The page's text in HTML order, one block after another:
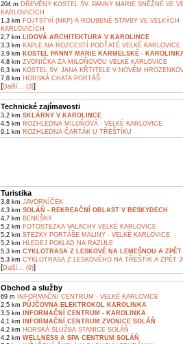
204 m DŘEVĚNÝ KOSTEL SV. PANNY MARIE SNĚŽNÉ VE
KARLOVICÍCH
1,3 km FOJTSTVÍ (NKP) A ROUBENÉ STAVBY VE VELKÝCH
KARLOVICÍCH
2,7 km LIDOVÁ ARCHITEKTURA V KAROLINCE
3,3 km KAPLE NA ROZCESTÍ PODŤATÉ VELKÉ KARLOVICE
3,9 km KOSTEL PANNY MARIE KARMELSKÉ -
4,8 km ZVONIČKA ZA MILOŇOVOU VELKÉ KARLOVICE
6,3 km KOSTEL SV. JANA KŘTITELE V NOVÉM
7,8 km HORSKÁ CHATA PORTÁŠ
[Další... (3)]
Technické zajímavosti
3,2 km SKLÁRNY V KAROLINCE
4,5 km ROZHLEDNA MILOŇOVÁ - VELKÉ KARLOVICE
9,1 km ROZHLEDNA ČARTÁK U TŘEŠTÍKU
Turistika
3,8 km JAVORNÍČEK
4,3 km SOLÁŇ - REKREAČNÍ OBLAST V BESKYDECH
4,7 km BENEŠKY
5,2 km FOTOSTEZKA VALACHY VELKÉ KARLOVICE
5,2 km STEZKY PORTÁŠE MALINY - VELKÉ KARLOVICE
5,2 km HLEDEJ POKLAD NA RAZULE
5,3 km CYKLOTRASA Z LESKOVÉ NA LEMEŠNOU A ZPĚT
5,3 km CYKLOTRASA Z LESKOVÉHO NA TŘEŠTÍK A ZPĚT
[Další... (9)]
Obchod a služby
69 m INFORMAČNÍ CENTRUM - VELKÉ KARLOVICE
2,5 km PŮJČOVNA ELEKTROKOL KAROLINKA
3,5 km
INFORMAČNÍ CENTRUM - KAROLINKA
4,1 km
INFORMAČNÍ CENTRUM ZVONICE SOLÁŇ
4,2 km HORSKÁ SLUŽBA STANICE SOLÁŇ
4,2 km WELLNESS A SPA CENTRUM SOLÁŇ